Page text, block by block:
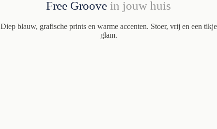
Free Groove in jouw huis
Diep blauw, grafische prints en warme accenten. Stoer, vrij en een tikje
glam.